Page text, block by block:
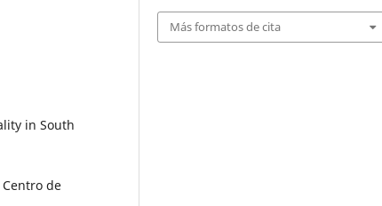
in South
de
Más formatos de cita